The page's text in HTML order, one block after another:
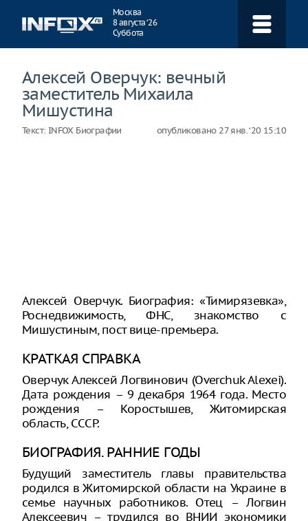
Москва
8 августа ‘26
Суббота
Алексей Оверчук: вечный
заместитель Михаила
Мишустина
Текст: INFOX Биографии опубликовано 27 янв. ‘20 15:10
Алексей Оверчук. Биография: «Тимирязевка»,
Роснедвижимость, ФНС, знакомство с
Мишустиным, пост вице-премьера.
КРАТКАЯ СПРАВКА
Оверчук Алексей Логвинович (Overchuk Alexei).
Дата рождения – 9 декабря 1964 года. Место
рождения – Коростышев, Житомирская
область, СССР.
БИОГРАФИЯ. РАННИЕ ГОДЫ
Будущий заместитель главы правительства
родился в Житомирской области на Украине в
семье научных работников. Отец – Логвин
Алексеевич – трудился во ВНИИ экономики